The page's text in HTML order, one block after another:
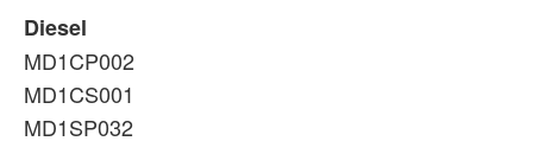
Diesel
MD1CP002
MD1CS001
MD1SP032